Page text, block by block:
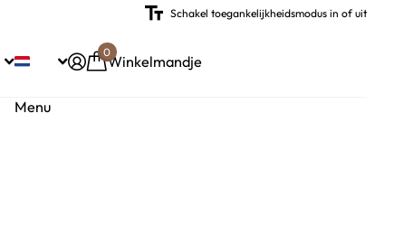
Schakel toegankelijkheidsmodus in of uit
Menu
Winkelmandje
0